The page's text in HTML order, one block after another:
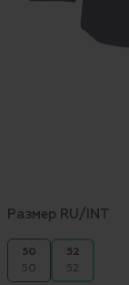
Размер RU/INT
50
50
52
52